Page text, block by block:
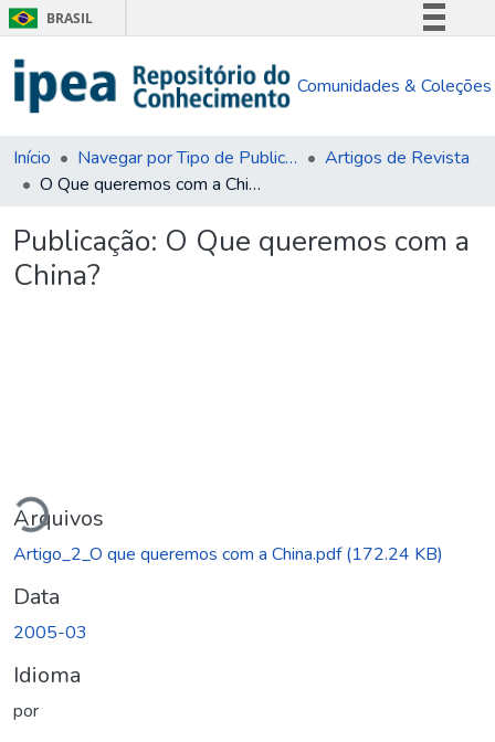
BRASIL
Comunica BR
Acesso à informação
Comunidades & Coleções
Início Navegar por Tipo de Publicação
Artigos de Revista
O Que queremos com a China?
Publicação: O Que queremos com a
China?
Arquivos
Artigo_2_O que queremos com a China.pdf(172.24 KB)
Data
2005-03
Idioma
por